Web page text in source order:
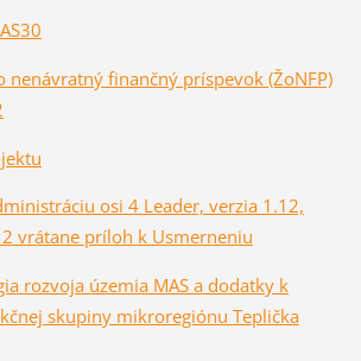
nenávratný finančný príspevok (ŽoNFP)
osi 4 Leader, verzia 1.12,
vrátane príloh k Usmerneniu
rozvoja územia MAS a dodatky k
skupiny mikroregiónu Teplička